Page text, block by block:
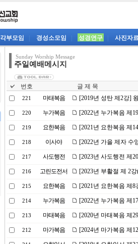
각부모임 경성소모임 성경연구 사진자
Sunday Worship Message
주일예배메시지
번호 글 제 목
221 마태복음 [2019년 성탄 제2강]
220 누가복음 [2022년 누가복음 제
219 요한복음 [2021년 요한복음 제
218 이사야 [2022년 가을 제자 수
217 사도행전 [2023년 사도행전 제
216 고린도전서 [2023년 부활절 제 2
215 요한복음 [2021년 요한복음 제
214 누가복음 [2022년 누가복음 제
213 마태복음 [2020년 마태복음 제
212 마가복음 [2024년 마가복음 제